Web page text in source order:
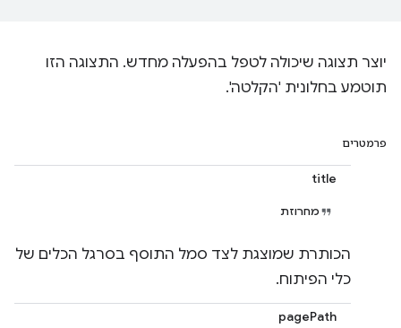
יוצר תצוגה שיכולה לטפל בהפעלה מחדש. התצוגה הזו
תוטמע בחלונית 'הקלטה'.
פרמטרים
title
מחרוזת
הכותרת שמוצגת לצד סמל התוסף בסרגל הכלים של
כלי הפיתוח.
pagePath